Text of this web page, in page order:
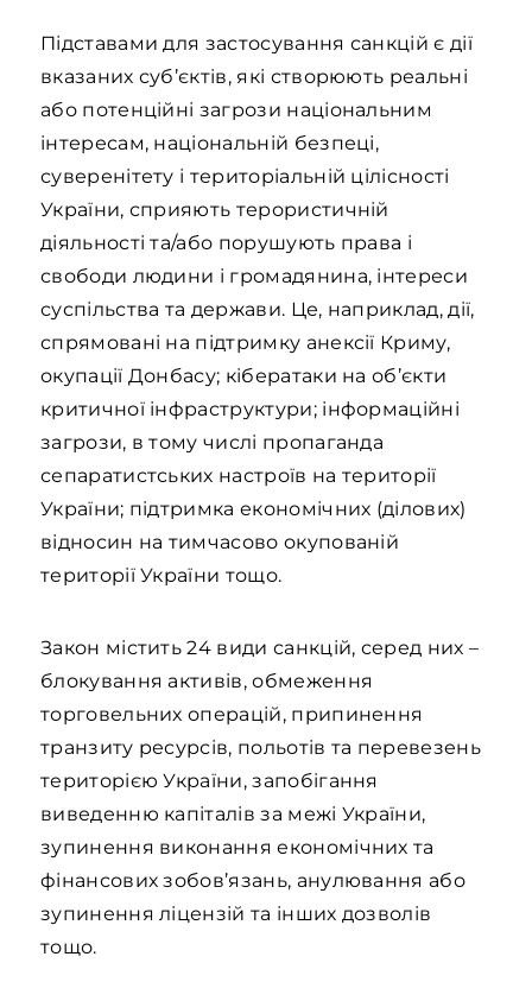
Підставами для застосування санкцій є дії
вказаних суб’єктів, які створюють реальні
або потенційні загрози національним
інтересам, національній безпеці,
суверенітету і територіальній цілісності
України, сприяють терористичній
діяльності та/або порушують права і
свободи людини і громадянина, інтереси
суспільства та держави. Це, наприклад, дії,
спрямовані на підтримку анексії Криму,
окупації Донбасу; кібератаки на об’єкти
критичної інфраструктури; інформаційні
загрози, в тому числі пропаганда
сепаратистських настроїв на території
України; підтримка економічних (ділових)
відносин на тимчасово окупованій
території України тощо.
Закон містить 24 види санкцій, серед них –
блокування активів, обмеження
торговельних операцій, припинення
транзиту ресурсів, польотів та перевезень
територією України, запобігання
виведенню капіталів за межі України,
зупинення виконання економічних та
фінансових зобов’язань, анулювання або
зупинення ліцензій та інших дозволів
тощо.